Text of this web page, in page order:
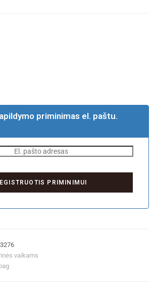
priminimas el. paštu.
vaikams